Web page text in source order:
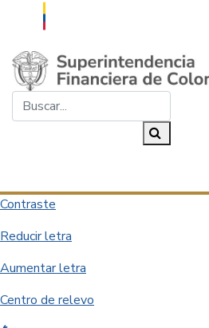
Saltar al contenido principal
Contraste
Reducir letra
Aumentar letra
Centro de relevo